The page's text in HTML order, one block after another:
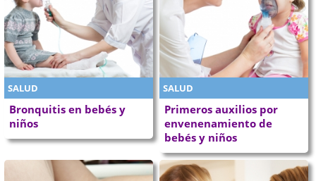
SALUD
Bronquitis en bebés y
niños
SALUD
Primeros auxilios por
envenenamiento de
bebés y niños